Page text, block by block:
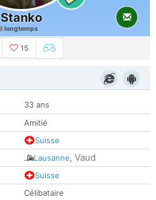
Stanko
longtemps
15
33 ans
Amitié
Suisse
Lausanne, Vaud
Suisse
Célibataire